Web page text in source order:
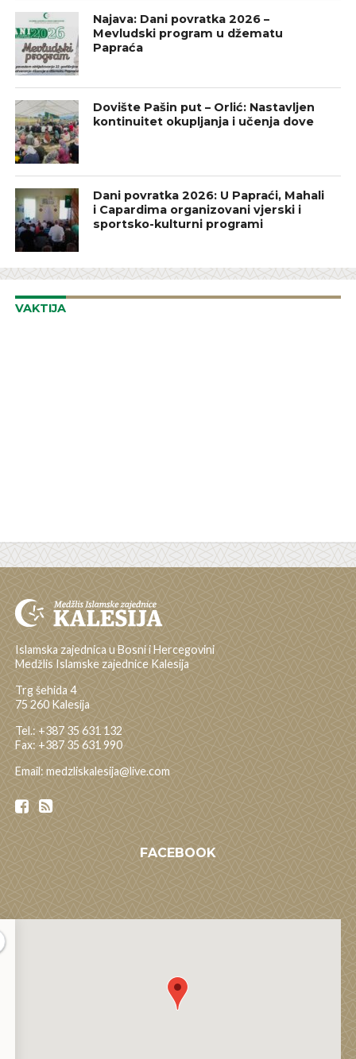
Najava: Dani povratka 2026 –
Mevludski program u džematu
Papraća
Dovište Pašin put – Orlić: Nastavljen
kontinuitet okupljanja i učenja dove
Dani povratka 2026: U Papraći, Mahali
i Capardima organizovani vjerski i
sportsko-kulturni programi
VAKTIJA
Islamska zajednica u Bosni i Hercegovini
Medžlis Islamske zajednice Kalesija
Trg šehida 4
75 260 Kalesija
Tel.: +387 35 631 132
Fax: +387 35 631 990
Email: medzliskalesija@live.com
FACEBOOK